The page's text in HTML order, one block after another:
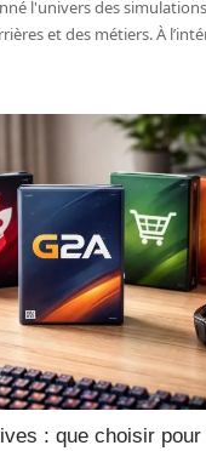
l'univers des
et des métiers. À
: que choisir